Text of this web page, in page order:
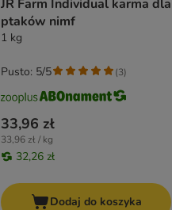
JR Farm Individual karma dla
ptaków nimf
1 kg
33,96 zł
33,96 zł / kg
32,26 zł
Pusto: 5/5 (3)
Dodaj do koszyka